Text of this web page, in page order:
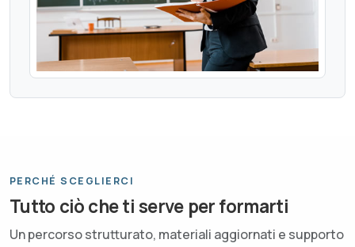
PERCHÉ SCEGLIERCI
Tutto ciò che ti serve per formarti
Un percorso strutturato, materiali aggiornati e supporto